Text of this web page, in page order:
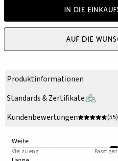
In die
Auf die
Produktinformationen
Standards & Zertifikate
Kundenbewertungen
(55)
Weite
Viel zu eng Passt